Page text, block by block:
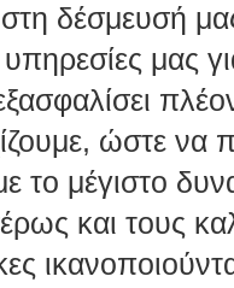
δέσμευσή
μας
ώστε να
το μέγιστο
και τους